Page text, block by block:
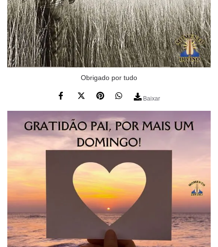
Obrigado por tudo
Baixar